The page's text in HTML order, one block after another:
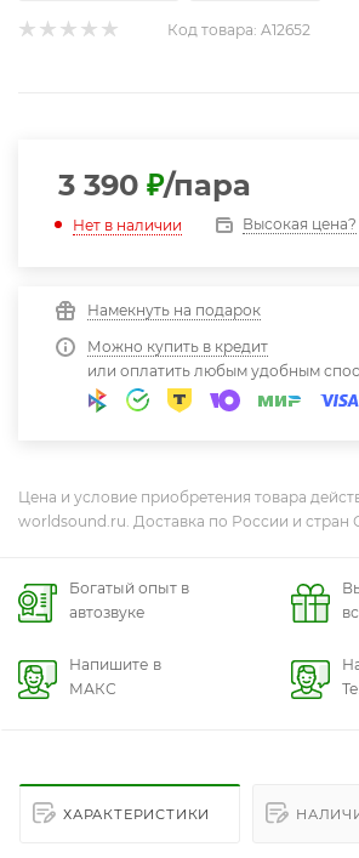
Код товара: A12652
3 390 ₽/пара
Нет в наличии Высокая цена?
Намекнуть на подарок
Можно купить в кредит
или оплатить любым удобным
Цена и условие приобретения товара
worldsound.ru. Доставка по России и стран
Богатый опыт в
автозвуке
Напишите в
МАКС
ХАРАКТЕРИСТИКИ